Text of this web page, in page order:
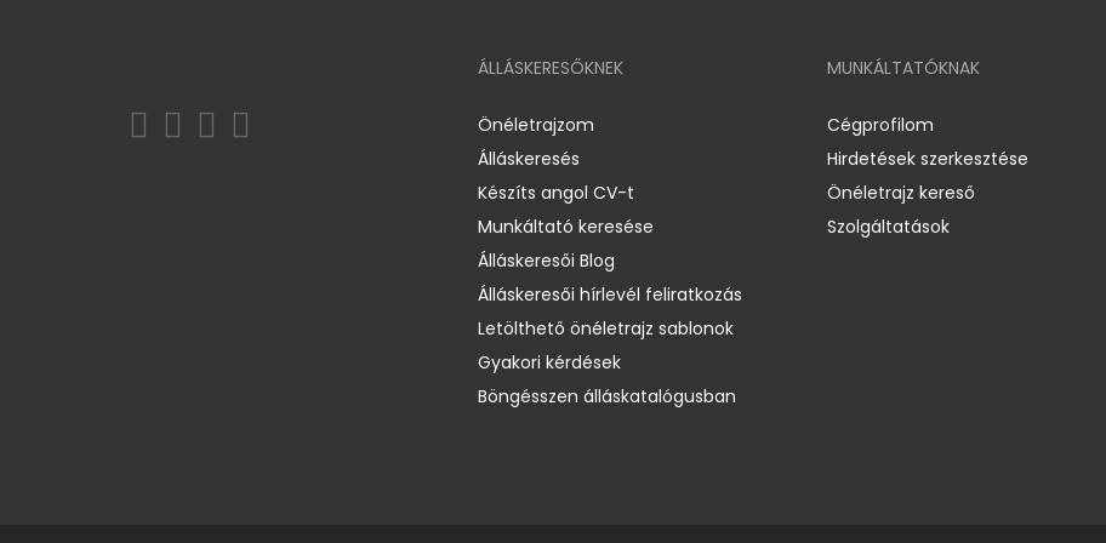
ÁLLÁSKERESŐKNEK
Önéletrajzom
Álláskeresés
Készíts angol CV-t
Munkáltató keresése
Álláskeresői Blog
Álláskeresői hírlevél feliratkozás
Letölthető önéletrajz sablonok
Gyakori kérdések
Böngésszen álláskatalógusban
MUNKÁLTATÓKNAK
Cégprofilom
Hirdetések szerkesztése
Önéletrajz kereső
Szolgáltatások